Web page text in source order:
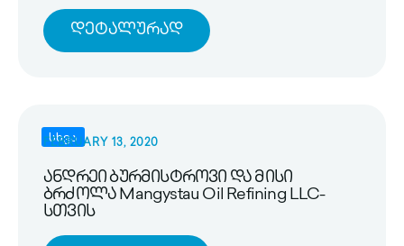
Დეტალურად
სხვა
FEBRUARY 13, 2020
ანდრეი ბურმისტროვი და მისი
ბრძოლა Mangystau Oil Refining LLC-
სთვის